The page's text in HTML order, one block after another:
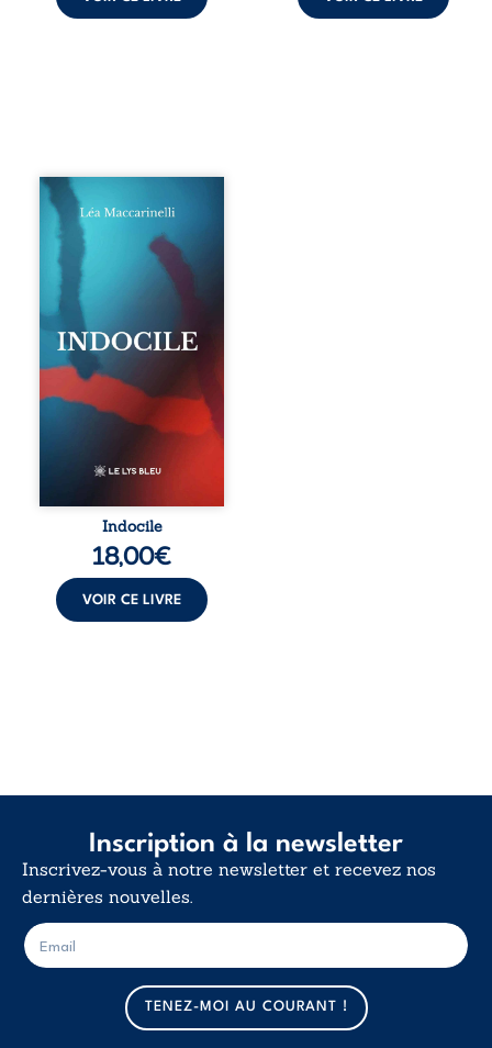
Quatre parties.
Quatre refus.
Quatre visages
d’une existence en
friction. Entre les
silences qu’on ne
déchiffre pas, les
amours qu’on
dérange, les corps
qu’on administre
et les liens qu’on
sabote, cet
ouvrage parle à
vivent trop fort,
trop vrai, trop tôt.
traversée. Une
langue nue. Une
insurrection
calme. Une
déclaration
d’existence pour ...
Indocile
18,00€
VOIR CE LIVRE
Inscription à la newsletter
Inscrivez-vous à notre newsletter et recevez nos
dernières nouvelles.
m
a
i
l
E
-
m
TENEZ-MOI AU COURANT !